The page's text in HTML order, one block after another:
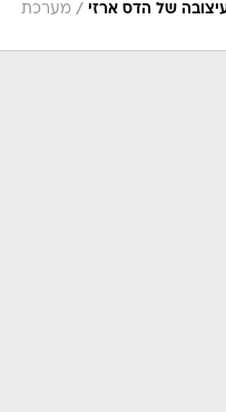
של הדס ארזי / מערכת